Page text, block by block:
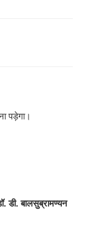
पड़ेगा।
डी. बालसुब्रामण्यन